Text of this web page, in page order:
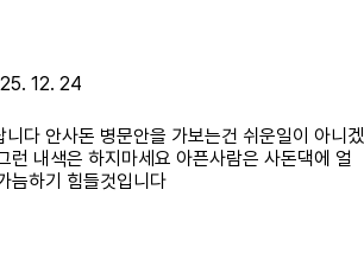
12. 24
다 안사돈 병문안을 가보는건 쉬운일이 아니겠
런 내색은 하지마세요 아픈사람은 사돈댁에 얼
늠하기 힘들것입니다